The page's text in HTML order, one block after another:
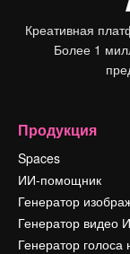
Креативная
Более 1
Продукция
Spaces
ИИ-помощник
Генератор
Генератор видео
Генератор